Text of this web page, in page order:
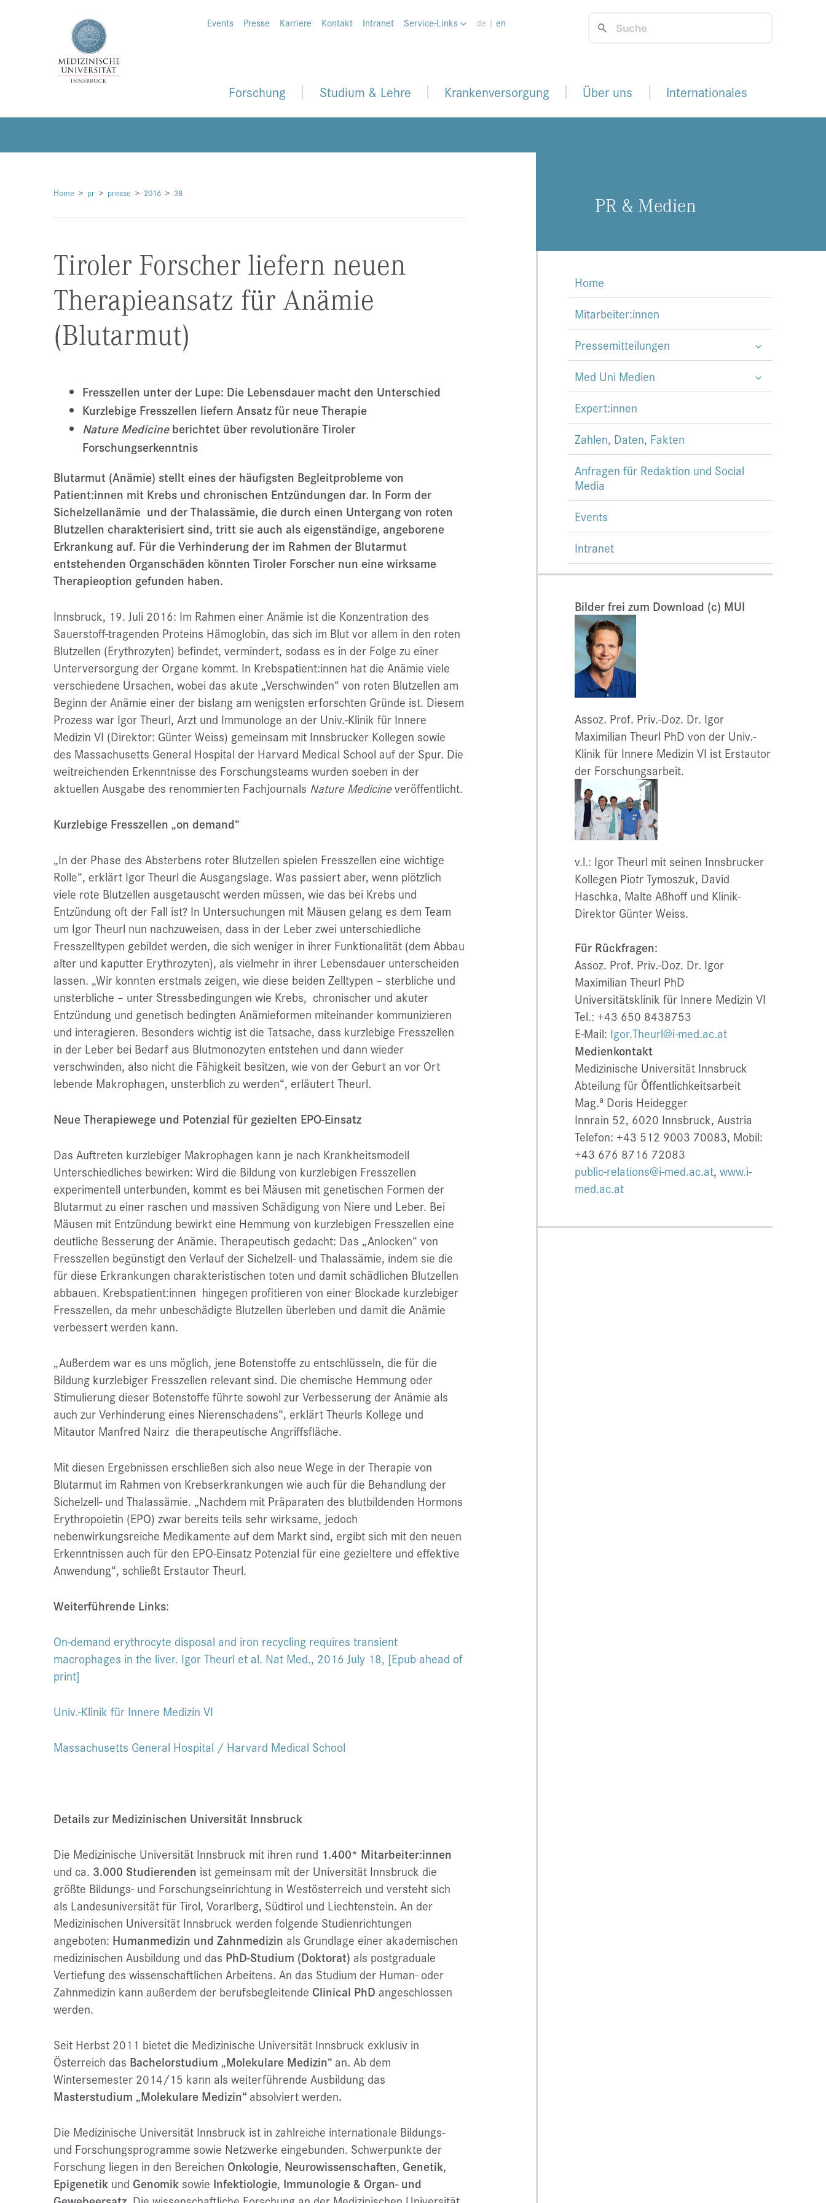
Events Presse Karriere Kontakt Intranet Service-Links de | en
Forschung Studium & Lehre Krankenversorgung Über uns Internationales
Home pr presse 2016 38
Tiroler Forscher liefern neuen
Therapieansatz für Anämie
(Blutarmut)
Fresszellen unter der Lupe: Die Lebensdauer macht den Unterschied
Kurzlebige Fresszellen liefern Ansatz für neue Therapie
Nature Medicineberichtet über revolutionäre Tiroler
Forschungserkenntnis
Blutarmut (Anämie) stellt eines der häufigsten Begleitprobleme von
Patient:innen mit Krebs und chronischen Entzündungen dar. In Form der
Sichelzellanämie und der Thalassämie, die durch einen Untergang von roten
Blutzellen charakterisiert sind, tritt sie auch als eigenständige, angeborene
Erkrankung auf. Für die Verhinderung der im Rahmen der Blutarmut
entstehenden Organschäden könnten Tiroler Forscher nun eine wirksame
Therapieoption gefunden haben.
Innsbruck, 19. Juli 2016: Im Rahmen einer Anämie ist die Konzentration des
Sauerstoff-tragenden Proteins Hämoglobin, das sich im Blut vor allem in den roten
Blutzellen (Erythrozyten) befindet, vermindert, sodass es in der Folge zu einer
Unterversorgung der Organe kommt. In Krebspatient:innen hat die Anämie viele
verschiedene Ursachen, wobei das akute „Verschwinden“ von roten Blutzellen am
Beginn der Anämie einer der bislang am wenigsten erforschten Gründe ist. Diesem
Prozess war Igor Theurl, Arzt und Immunologe an der Univ.-Klinik für Innere
Medizin VI (Direktor: Günter Weiss) gemeinsam mit Innsbrucker Kollegen sowie
des Massachusetts General Hospital der Harvard Medical School auf der Spur. Die
weitreichenden Erkenntnisse des Forschungsteams wurden soeben in der
aktuellen Ausgabe des renommierten Fachjournals Nature Medicineveröffentlicht.
Kurzlebige Fresszellen „on demand“
„In der Phase des Absterbens roter Blutzellen spielen Fresszellen eine wichtige
Rolle“, erklärt Igor Theurl die Ausgangslage. Was passiert aber, wenn plötzlich
viele rote Blutzellen ausgetauscht werden müssen, wie das bei Krebs und
Entzündung oft der Fall ist? In Untersuchungen mit Mäusen gelang es dem Team
um Igor Theurl nun nachzuweisen, dass in der Leber zwei unterschiedliche
Fresszelltypen gebildet werden, die sich weniger in ihrer Funktionalität (dem Abbau
alter und kaputter Erythrozyten), als vielmehr in ihrer Lebensdauer unterscheiden
lassen. „Wir konnten erstmals zeigen, wie diese beiden Zelltypen – sterbliche und
unsterbliche – unter Stressbedingungen wie Krebs, chronischer und akuter
Entzündung und genetisch bedingten Anämieformen miteinander kommunizieren
und interagieren. Besonders wichtig ist die Tatsache, dass kurzlebige Fresszellen
in der Leber bei Bedarf aus Blutmonozyten entstehen und dann wieder
verschwinden, also nicht die Fähigkeit besitzen, wie von der Geburt an vor Ort
lebende Makrophagen, unsterblich zu werden“, erläutert Theurl.
Neue Therapiewege und Potenzial für gezielten EPO-Einsatz
Das Auftreten kurzlebiger Makrophagen kann je nach Krankheitsmodell
Unterschiedliches bewirken: Wird die Bildung von kurzlebigen Fresszellen
experimentell unterbunden, kommt es bei Mäusen mit genetischen Formen der
Blutarmut zu einer raschen und massiven Schädigung von Niere und Leber. Bei
Mäusen mit Entzündung bewirkt eine Hemmung von kurzlebigen Fresszellen eine
deutliche Besserung der Anämie. Therapeutisch gedacht: Das „Anlocken“ von
Fresszellen begünstigt den Verlauf der Sichelzell- und Thalassämie, indem sie die
für diese Erkrankungen charakteristischen toten und damit schädlichen Blutzellen
abbauen. Krebspatient:innen hingegen profitieren von einer Blockade kurzlebiger
Fresszellen, da mehr unbeschädigte Blutzellen überleben und damit die Anämie
verbessert werden kann.
„Außerdem war es uns möglich, jene Botenstoffe zu entschlüsseln, die für die
Bildung kurzlebiger Fresszellen relevant sind. Die chemische Hemmung oder
Stimulierung dieser Botenstoffe führte sowohl zur Verbesserung der Anämie als
auch zur Verhinderung eines Nierenschadens“, erklärt Theurls Kollege und
Mitautor Manfred Nairz die therapeutische Angriffsfläche.
Mit diesen Ergebnissen erschließen sich also neue Wege in der Therapie von
Blutarmut im Rahmen von Krebserkrankungen wie auch für die Behandlung der
Sichelzell- und Thalassämie. „Nachdem mit Präparaten des blutbildenden Hormons
Erythropoietin (EPO) zwar bereits teils sehr wirksame, jedoch
nebenwirkungsreiche Medikamente auf dem Markt sind, ergibt sich mit den neuen
Erkenntnissen auch für den EPO-Einsatz Potenzial für eine gezieltere und effektive
Anwendung“, schließt Erstautor Theurl.
Weiterführende Links:
On-demand erythrocyte disposal and iron recycling requires transient
macrophages in the liver. Igor Theurl et al. Nat Med., 2016 July 18, [Epub ahead of
print]
Univ.-Klinik für Innere Medizin VI
Massachusetts General Hospital / Harvard Medical School
Details zur Medizinischen Universität Innsbruck
Die Medizinische Universität Innsbruck mit ihren rund 1.400* Mitarbeiter:innen
und ca. 3.000 Studierenden ist gemeinsam mit der Universität Innsbruck die
größte Bildungs- und Forschungseinrichtung in Westösterreich und versteht sich
als Landesuniversität für Tirol, Vorarlberg, Südtirol und Liechtenstein. An der
Medizinischen Universität Innsbruck werden folgende Studienrichtungen
angeboten: Humanmedizin und Zahnmedizin als Grundlage einer akademischen
medizinischen Ausbildung und das PhD-Studium (Doktorat) als postgraduale
Vertiefung des wissenschaftlichen Arbeitens. An das Studium der Human- oder
Zahnmedizin kann außerdem der berufsbegleitende Clinical PhD angeschlossen
werden.
Seit Herbst 2011 bietet die Medizinische Universität Innsbruck exklusiv in
Österreich das Bachelorstudium „Molekulare Medizin“ an. Ab dem
Wintersemester 2014/15 kann als weiterführende Ausbildung das
Masterstudium „Molekulare Medizin“ absolviert werden.
Die Medizinische Universität Innsbruck ist in zahlreiche internationale Bildungs-
und Forschungsprogramme sowie Netzwerke eingebunden. Schwerpunkte der
Forschung liegen in den Bereichen Onkologie, Neurowissenschaften, Genetik,
Epigenetik und Genomik sowie Infektiologie, Immunologie & Organ- und
PR & Me­di­en
Home
Mitarbeiter:innen
Pressemitteilungen
Med Uni Medien
Expert:innen
Zahlen, Daten, Fakten
Anfragen für Redaktion und Social
Media
Events
Intranet
Bilder frei zum Download (c) MUI
Assoz. Prof. Priv.-Doz. Dr. Igor
Maximilian Theurl PhD von der Univ.-
Klinik für Innere Medizin VI ist Erstautor
der Forschungsarbeit.
v.l.: Igor Theurl mit seinen Innsbrucker
Kollegen Piotr Tymoszuk, David
Haschka, Malte Aßhoff und Klinik-
Direktor Günter Weiss.
Für Rückfragen:
Assoz. Prof. Priv.-Doz. Dr. Igor
Maximilian Theurl PhD
Universitätsklinik für Innere Medizin VI
Tel.: +43 650 8438753
E-Mail: Igor.Theurl@i-med.ac.at
Medienkontakt
Medizinische Universität Innsbruck
Abteilung für Öffentlichkeitsarbeit
Mag.a Doris Heidegger
Innrain 52, 6020 Innsbruck, Austria
Telefon: +43 512 9003 70083, Mobil:
+43 676 8716 72083
public-relations@i-med.ac.at, www.i-
med.ac.at